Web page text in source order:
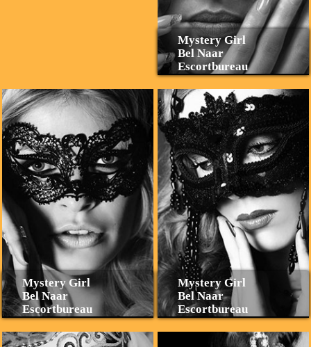
Mystery Girl
Bel Naar
Escortbureau
Mystery Girl
Bel Naar
Escortbureau
Mystery Girl
Bel Naar
Escortbureau